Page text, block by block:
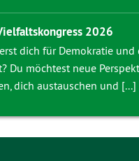
2026
dich für Demokratie
Du möchtest neue
dich austauschen und [...]